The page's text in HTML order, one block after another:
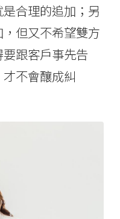
合理的追加；另
但又不希望雙方
跟客戶事先告
不會釀成糾